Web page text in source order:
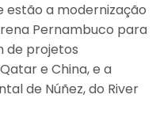
estão a modernização
Pernambuco para
de projetos
e China, e a
de Núñez, do River